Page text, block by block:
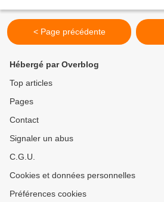
< Page précédente
Hébergé par Overblog
Top articles
Pages
Contact
Signaler un abus
C.G.U.
Cookies et données personnelles
Préférences cookies